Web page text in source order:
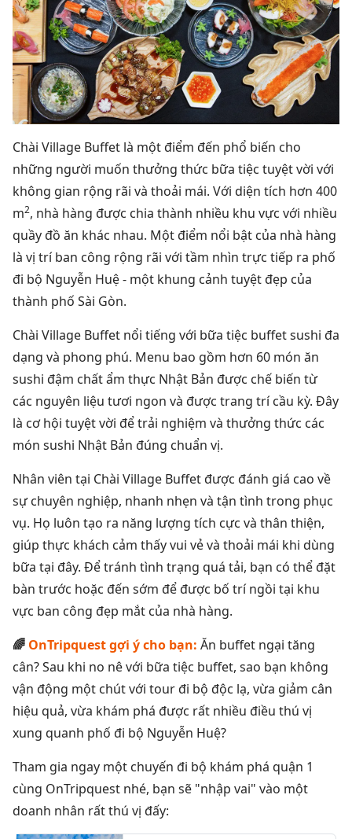
Chài Village Buffet là một điểm đến phổ biến cho
những người muốn thưởng thức bữa tiệc tuyệt vời với
không gian rộng rãi và thoải mái. Với diện tích hơn 400
m2, nhà hàng được chia thành nhiều khu vực với nhiều
quầy đồ ăn khác nhau. Một điểm nổi bật của nhà hàng
là vị trí ban công rộng rãi với tầm nhìn trực tiếp ra phố
đi bộ Nguyễn Huệ - một khung cảnh tuyệt đẹp của
thành phố Sài Gòn.
Chài Village Buffet nổi tiếng với bữa tiệc buffet sushi đa
dạng và phong phú. Menu bao gồm hơn 60 món ăn
sushi đậm chất ẩm thực Nhật Bản được chế biến từ
các nguyên liệu tươi ngon và được trang trí cầu kỳ. Đây
là cơ hội tuyệt vời để trải nghiệm và thưởng thức các
món sushi Nhật Bản đúng chuẩn vị.
Nhân viên tại Chài Village Buffet được đánh giá cao về
sự chuyên nghiệp, nhanh nhẹn và tận tình trong phục
vụ. Họ luôn tạo ra năng lượng tích cực và thân thiện,
giúp thực khách cảm thấy vui vẻ và thoải mái khi dùng
bữa tại đây. Để tránh tình trạng quá tải, bạn có thể đặt
bàn trước hoặc đến sớm để được bố trí ngồi tại khu
vực ban công đẹp mắt của nhà hàng.
🌈 OnTripquest gợi ý cho bạn: Ăn buffet ngại tăng
cân? Sau khi no nê với bữa tiệc buffet, sao bạn không
vận động một chút với tour đi bộ độc lạ, vừa giảm cân
hiệu quả, vừa khám phá được rất nhiều điều thú vị
xung quanh phố đi bộ Nguyễn Huệ?
Tham gia ngay một chuyến đi bộ khám phá quận 1
cùng OnTripquest nhé, bạn sẽ "nhập vai" vào một
doanh nhân rất thú vị đấy: